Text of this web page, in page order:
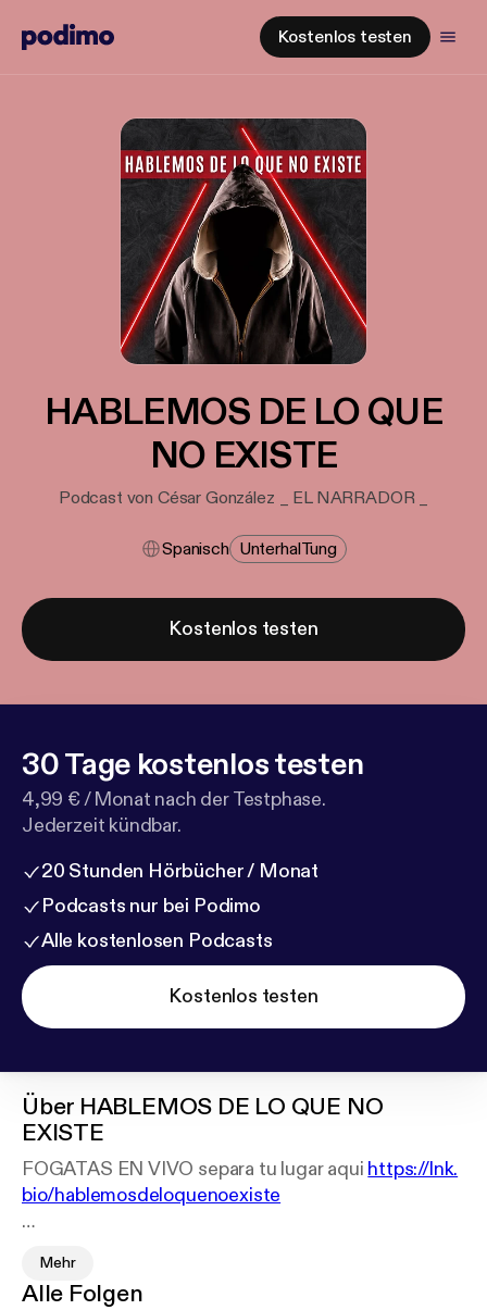
Kostenlos testen
HABLEMOS DE LO QUE
NO EXISTE
Podcast von César González _ EL NARRADOR _
Spanisch Unterhal​tung
Kostenlos testen
30 Tage kostenlos testen
4,99 € / Monat nach der Testphase.
Jederzeit kündbar.
20 Stunden Hörbücher / Monat
Podcasts nur bei Podimo
Alle kostenlosen Podcasts
Kostenlos testen
Über HABLEMOS DE LO QUE NO
EXISTE
FOGATAS EN VIVO separa tu lugar aqui https://lnk.
bio/hablemosdeloquenoexiste
contacto@hablemosdeloquenoexiste.com
Mehr
Alle Folgen